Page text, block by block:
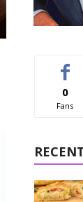
0
Fans